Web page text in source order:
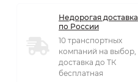
Недорогая доставка
по России
10 транспортных
компаний на выбор,
доставка до ТК
бесплатная